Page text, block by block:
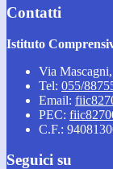
Contatti
Istituto
Via
Tel: 055/
Email:
PEC:
C.F.:
Seguici su